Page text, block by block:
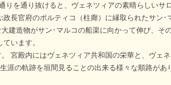
を通り抜けると、ヴェネツィアの素晴らしいサ
長官府のポルティコ（柱廊）に縁取られたサン･
建造物がサン･マルコの船渠に向かって伸び、そ
います。
宮殿内にはヴェネツィア共和国の栄華と、ヴェ
涯の軌跡を垣間見ることの出来る様々な順路が